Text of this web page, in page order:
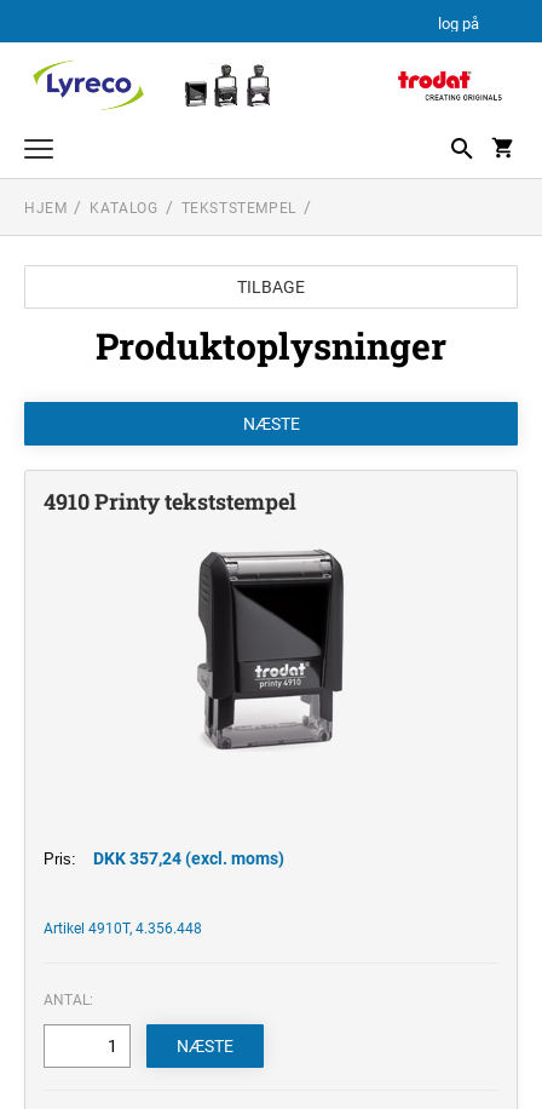
log på
TEKSTSTEMPEL
DATO STEMPLER
PROFESSIONAL LINE DATOSTEMPLER
TEKSTPLADEKIT
TRODAT TEKSTPLADEKIT
HJEM KATALOG TEKSTSTEMPEL
TILBAGE
Produktoplysninger
4910 Printy tekststempel
Pris: DKK 357,24 (excl. moms)
Artikel 4910T, 4.356.448
ANTAL: